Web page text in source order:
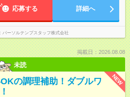
応募する 詳細へ
パーソルテンプスタッフ株式会社
掲載日：2026.08.08
未読
NEW
の調理補助！ダブルワ